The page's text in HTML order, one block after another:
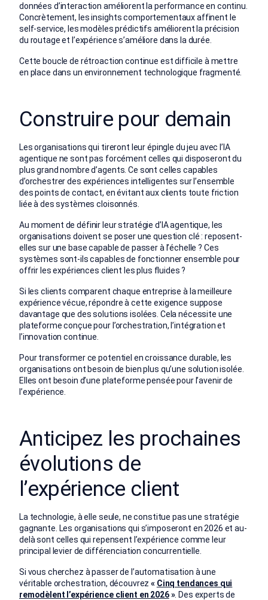
données d’interaction améliorent la performance en continu.
Concrètement, les insights comportementaux affinent le
self-service, les modèles prédictifs améliorent la précision
du routage et l’expérience s’améliore dans la durée.
Cette boucle de rétroaction continue est difficile à mettre
en place dans un environnement technologique fragmenté.
Construire pour demain
Les organisations qui tireront leur épingle du jeu avec l’IA
agentique ne sont pas forcément celles qui disposeront du
plus grand nombre d’agents. Ce sont celles capables
d’orchestrer des expériences intelligentes sur l’ensemble
des points de contact, en évitant aux clients toute friction
liée à des systèmes cloisonnés.
Au moment de définir leur stratégie d’IA agentique, les
organisations doivent se poser une question clé : reposent-
elles sur une base capable de passer à l’échelle ? Ces
systèmes sont-ils capables de fonctionner ensemble pour
offrir les expériences client les plus fluides ?
Si les clients comparent chaque entreprise à la meilleure
expérience vécue, répondre à cette exigence suppose
davantage que des solutions isolées. Cela nécessite une
plateforme conçue pour l’orchestration, l’intégration et
l’innovation continue.
Pour transformer ce potentiel en croissance durable, les
organisations ont besoin de bien plus qu’une solution isolée.
Elles ont besoin d’une plateforme pensée pour l’avenir de
l’expérience.
Anticipez les prochaines
évolutions de
l’expérience client
La technologie, à elle seule, ne constitue pas une stratégie
gagnante. Les organisations qui s’imposeront en 2026 et au-
delà sont celles qui repensent l’expérience comme leur
principal levier de différenciation concurrentielle.
Si vous cherchez à passer de l’automatisation à une
véritable orchestration, découvrez« Cinq tendances qui
remodèlent l’expérience client en 2026». Des experts de